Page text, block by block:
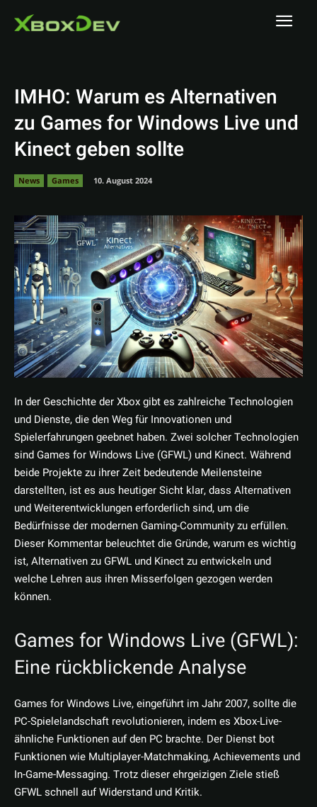
IMHO: Warum es Alternativen
zu Games for Windows Live und
Kinect geben sollte
News Games 10. August 2024
In der Geschichte der Xbox gibt es zahlreiche Technologien
und Dienste, die den Weg für Innovationen und
Spielerfahrungen geebnet haben. Zwei solcher Technologien
sind Games for Windows Live (GFWL) und Kinect. Während
beide Projekte zu ihrer Zeit bedeutende Meilensteine
darstellten, ist es aus heutiger Sicht klar, dass Alternativen
und Weiterentwicklungen erforderlich sind, um die
Bedürfnisse der modernen Gaming-Community zu erfüllen.
Dieser Kommentar beleuchtet die Gründe, warum es wichtig
ist, Alternativen zu GFWL und Kinect zu entwickeln und
welche Lehren aus ihren Misserfolgen gezogen werden
können.
Games for Windows Live (GFWL):
Eine rückblickende Analyse
Games for Windows Live, eingeführt im Jahr 2007, sollte die
PC-Spielelandschaft revolutionieren, indem es Xbox-Live-
ähnliche Funktionen auf den PC brachte. Der Dienst bot
Funktionen wie Multiplayer-Matchmaking, Achievements und
In-Game-Messaging. Trotz dieser ehrgeizigen Ziele stieß
GFWL schnell auf Widerstand und Kritik.